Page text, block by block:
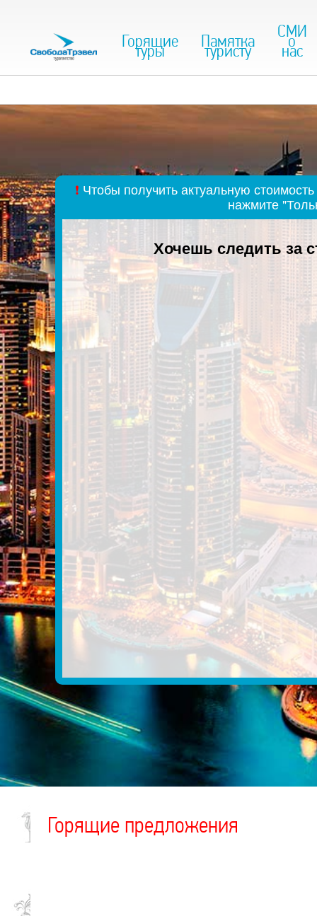
Горящие
туры Памятка
туристу
СМИ
о
нас
❗ Чтобы получить актуальную
нажмите
Хочешь следить за
Горящие предложения